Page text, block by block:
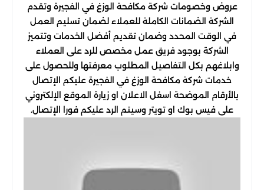
عروض وخصومات شركة مكافحة الوزغ في الفجيرة وتقدم
الشركة الضمانات الكاملة للعملاء لضمان تسليم العمل
في الوقت المحدد وضمان تقديم أفضل الخدمات وتتميز
الشركة بوجود فريق عمل مخصص للرد على العملاء
وابلاغهم بكل التفاصيل المطلوب معرفتها وللحصول على
خدمات شركة مكافحة الوزغ في الفجيرة عليكم الإتصال
بالأرقام الموضحة اسفل الاعلان او زيارة الموقع الإلكتروني
على فيس بوك او تويتر وسيتم الرد عليكم فورا الإتصال.